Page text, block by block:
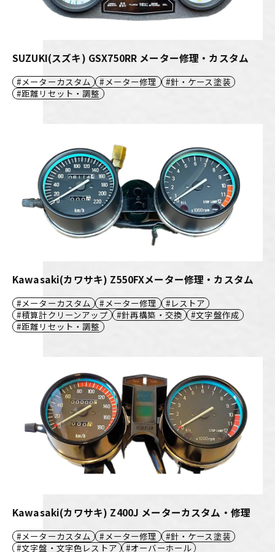
SUZUKI(スズキ) GSX750RR メーター修理・カスタム
メーターカスタム メーター修理
針・ケース塗装
距離リセット・調整
Kawasaki(カワサキ) Z550FXメーター修理・カスタム
メーターカスタム メーター修理
レストア
積算計クリーンアップ
針再構築・交換
文字盤作成
距離リセット・調整
Kawasaki(カワサキ) Z400J メーターカスタム・修理
メーターカスタム メーター修理
針・ケース塗装
文字盤・文字色レストア
オーバーホール